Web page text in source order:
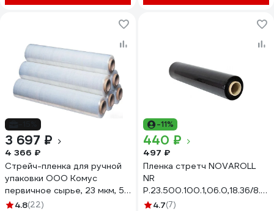
3 697 ₽
4 366 ₽
Стрейч-пленка для ручной
упаковки ООО Комус
первичное сырье, 23 мкм, 50
см, 190 м, 2 кг нетто, в
4.8(22)
-11%
440 ₽
497 ₽
Пленка стретч NOVAROLL
NR
Р.23.500.100.1,06.0,18.36/
0367-001X
4.7(7)